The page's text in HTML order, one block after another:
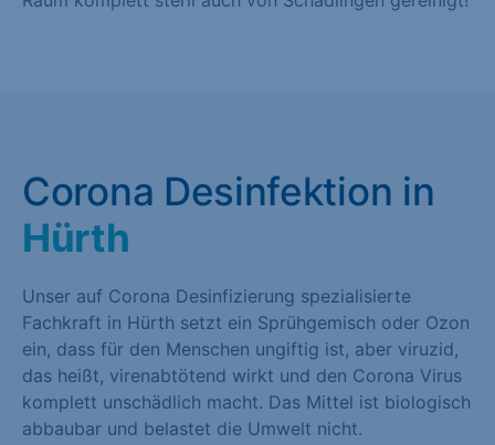
Corona Desinfektion in
Hürth
Unser auf Corona Desinfizierung spezialisierte
Fachkraft in Hürth setzt ein Sprühgemisch oder Ozon
ein, dass für den Menschen ungiftig ist, aber viruzid,
das heißt, virenabtötend wirkt und den Corona Virus
komplett unschädlich macht. Das Mittel ist biologisch
abbaubar und belastet die Umwelt nicht.